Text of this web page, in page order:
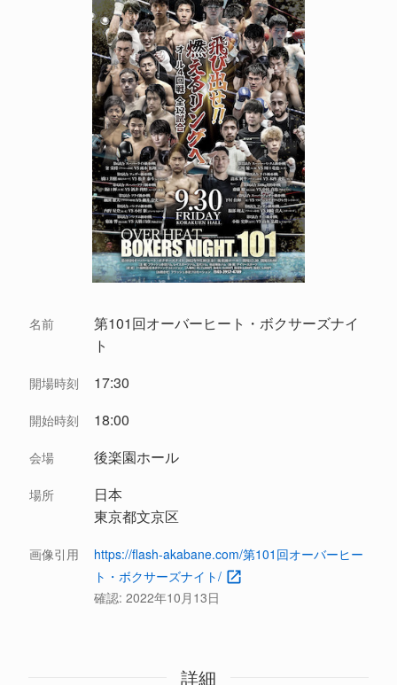
名前
第101回オーバーヒート・ボクサーズナイ
ト
開場時刻 17:30
開始時刻 18:00
会場 後楽園ホール
場所
日本
東京都文京区
画像引用
https://flash-akabane.com/第101回オーバーヒー
ト・ボクサーズナイト/
確認: 2022年10月13日
詳細